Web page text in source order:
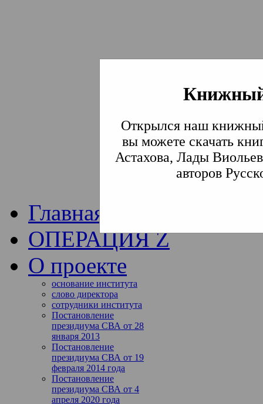
Открылся наш
вы можете скачать
Астахова, Лады
авторов
Институт
Традиции СВА
Главная
ОПЕРАЦИЯ Z
О проекте
основание института
слово директора
сотрудники института
Постановление
президиума СВА от 28
января 2013
Постановление
президиума СВА от 19
февраля 2014 года
Постановление
президиума СВА от 4
апреля 2020 года